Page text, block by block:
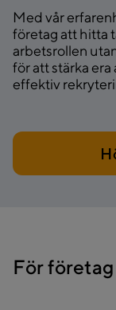
Med vår
företag att hitta
arbetsrollen
för att stärka
effektiv
För företag